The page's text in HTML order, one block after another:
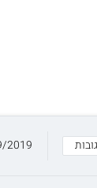
2019